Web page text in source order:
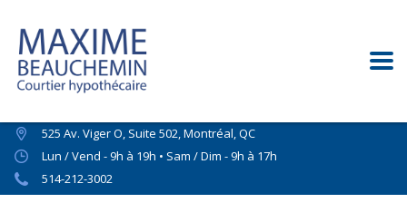
525 Av. Viger O, Suite 502, Montréal, QC
Lun / Vend - 9h à 19h • Sam / Dim - 9h à 17h
514-212-3002